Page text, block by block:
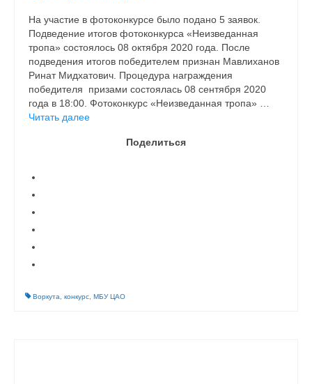
На участие в фотоконкурсе было подано 5 заявок.
Подведение итогов фотоконкурса «Неизведанная
тропа» состоялось 08 октября 2020 года. После
подведения итогов победителем признан Мавлиханов
Ринат Мидхатович. Процедура награждения
победителя призами состоялась 08 сентября 2020
года в 18:00. Фотоконкурс «Неизведанная тропа» …
Читать далее
Поделиться
Воркута конкурс МБУ ЦАО